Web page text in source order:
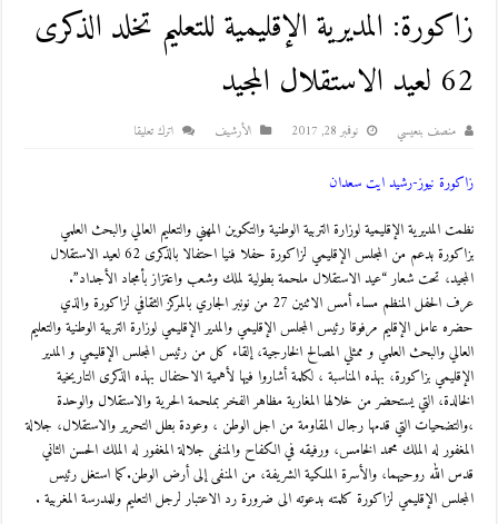
زاكورة: المديرية الإقليمية للتعليم تخلد الذكرى
62 لعيد الاستقلال المجيد
منصف بنعيسي نوفمبر 28, 2017 اﻷرشيف اترك تعليقا
زاكورة نيوز-رشيد ايت سعدان
نظمت المديرية الإقليمية لوزارة التربية الوطنية والتكوين المهني والتعليم العالي والبحث العلمي
بزاكورة بدعم من المجلس الإقليمي لزاكورة حفلا فنيا احتفالا بالذكرى 62 لعيد الاستقلال
المجيد، تحت شعار “عيد الاستقلال ملحمة بطولية لملك وشعب واعتزاز بأمجاد الأجداد”.
عرف الحفل المنظم مساء أمس الاثنين 27 من نونبر الجاري بالمركز الثقافي لزاكورة والذي
حضره عامل الإقليم مرفوقا رئيس المجلس الإقليمي والمدير الإقليمي لوزارة التربية الوطنية والتعليم
العالي والبحث العلمي و ممثلي المصالح الخارجية، إلقاء كل من رئيس المجلس الإقليمي و المدير
الإقليمي بزاكورة، بهذه المناسبة ، لكلمة أشاروا فيها لأهمية الاحتفال بهذه الذكرى التاريخية
الخالدة، التي يستحضر من خلالها المغاربة مظاهر الفخر بملحمة الحرية والاستقلال والوحدة
،والتضحيات التي قدمها رجال المقاومة من اجل الوطن ، وعودة بطل التحرير والاستقلال، جلالة
المغفور له الملك محمد الخامس، ورفيقه في الكفاح والمنفى جلالة المغفور له الملك الحسن الثاني
قدس الله روحيهما، والأسرة الملكية الشريفة، من المنفى إلى أرض الوطن.كما استغل رئيس
المجلس الإقليمي لزاكورة كلمته بدعوته الى ضرورة رد الاعتبار لرجل التعليم وللمدرسة المغربية .